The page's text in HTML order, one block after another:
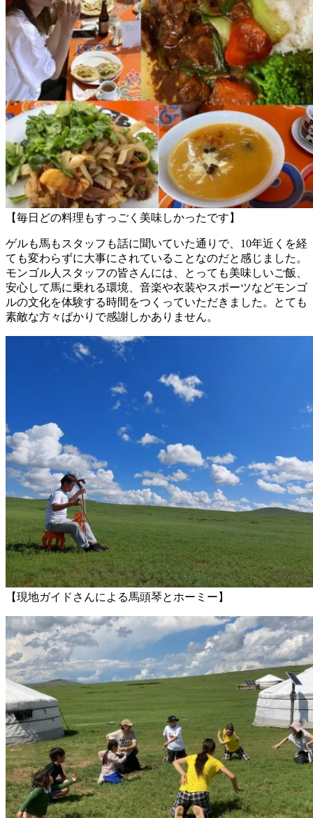
【毎日どの料理もすっごく美味しかったです】
ゲルも馬もスタッフも話に聞いていた通りで、10年近くを経
ても変わらずに大事にされていることなのだと感じました。
モンゴル人スタッフの皆さんには、とっても美味しいご飯、
安心して馬に乗れる環境、音楽や衣装やスポーツなどモンゴ
ルの文化を体験する時間をつくっていただきました。とても
素敵な方々ばかりで感謝しかありません。
【現地ガイドさんによる馬頭琴とホーミー】